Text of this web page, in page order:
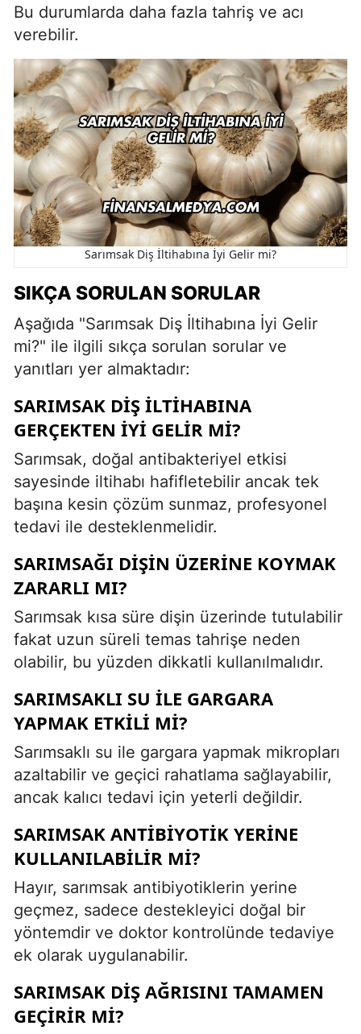
Bu durumlarda daha fazla tahriş ve acı
verebilir.
Sarımsak Diş İltihabına İyi Gelir mi?
SIKÇA SORULAN SORULAR
Aşağıda "Sarımsak Diş İltihabına İyi Gelir
mi?" ile ilgili sıkça sorulan sorular ve
yanıtları yer almaktadır:
SARIMSAK DIŞ ILTIHABINA
GERÇEKTEN IYI GELIR MI?
Sarımsak, doğal antibakteriyel etkisi
sayesinde iltihabı hafifletebilir ancak tek
başına kesin çözüm sunmaz, profesyonel
tedavi ile desteklenmelidir.
SARIMSAĞI DIŞIN ÜZERINE KOYMAK
ZARARLI MI?
Sarımsak kısa süre dişin üzerinde tutulabilir
fakat uzun süreli temas tahrişe neden
olabilir, bu yüzden dikkatli kullanılmalıdır.
SARIMSAKLI SU ILE GARGARA
YAPMAK ETKILI MI?
Sarımsaklı su ile gargara yapmak mikropları
azaltabilir ve geçici rahatlama sağlayabilir,
ancak kalıcı tedavi için yeterli değildir.
SARIMSAK ANTIBIYOTIK YERINE
KULLANILABILIR MI?
Hayır, sarımsak antibiyotiklerin yerine
geçmez, sadece destekleyici doğal bir
yöntemdir ve doktor kontrolünde tedaviye
ek olarak uygulanabilir.
SARIMSAK DIŞ AĞRISINI TAMAMEN
GEÇIRIR MI?